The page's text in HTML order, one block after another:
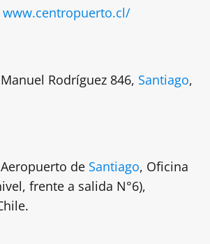
www.centropuerto.cl/
Rodríguez 846, Santiago,
de Santiago, Oficina
frente a salida N°6),